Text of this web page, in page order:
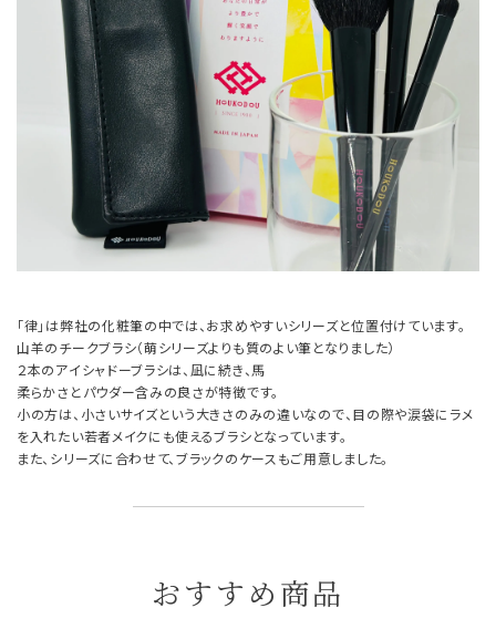
「律」は弊社の化粧筆の中では、お求めやすいシリーズと位置付けています。
山羊のチークブラシ（萌シリーズよりも質のよい筆となりました）
２本のアイシャドーブラシは、凪に続き、馬
柔らかさとパウダー含みの良さが特徴です。
小の方は、小さいサイズという大きさのみの違いなので、目の際や涙袋にラメ
を入れたい若者メイクにも使えるブラシとなっています。
また、シリーズに合わせて、ブラックのケースもご用意しました。
おすすめ商品